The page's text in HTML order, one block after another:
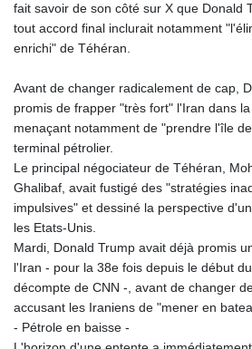
fait savoir de son côté sur X que Donald
tout accord final inclurait notamment
enrichi" de Téhéran.
Avant de changer radicalement de cap,
promis de frapper "très fort" l'Iran dans
menaçant notamment de "prendre l'île
terminal pétrolier.
Le principal négociateur de Téhéran,
Ghalibaf, avait fustigé des "stratégies
impulsives" et dessiné la perspective
les Etats-Unis.
Mardi, Donald Trump avait déjà promis
l'Iran - pour la 38e fois depuis le début
décompte de CNN -, avant de changer
accusant les Iraniens de "mener en
- Pétrole en baisse -